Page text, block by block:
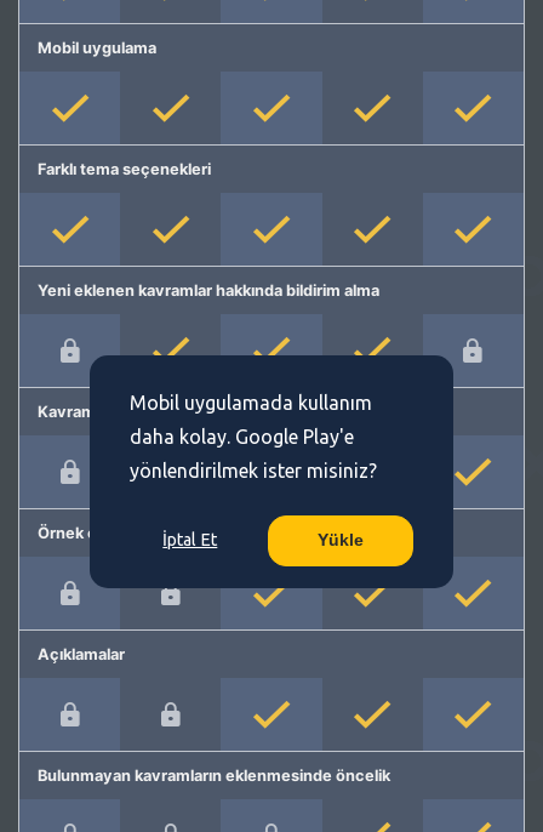
Mobil uygulama
Farklı tema seçenekleri
Yeni eklenen kavramlar hakkında bildirim alma
Kavram önerme
Örnek cümleler
Açıklamalar
Bulunmayan kavramların eklenmesinde öncelik
Mobil uygulamada kullanım
daha kolay. Google Play'e
yönlendirilmek ister misiniz?
İptal Et Yükle